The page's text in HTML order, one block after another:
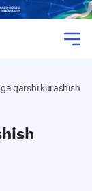
qarshi kurashish